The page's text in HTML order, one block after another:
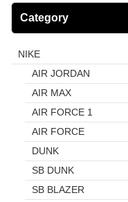
Category
NIKE
AIR JORDAN
AIR MAX
AIR FORCE 1
AIR FORCE
DUNK
SB DUNK
SB BLAZER